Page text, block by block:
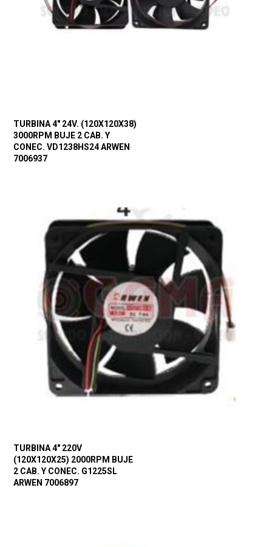
TURBINA 4″ 24V. (120X120X38)
3000RPM BUJE 2 CAB. Y
CONEC. VD1238HS24 ARWEN
7006937
TURBINA 4″ 220V
(120X120X25) 2000RPM BUJE
2 CAB. Y CONEC. G1225SL
ARWEN 7006897